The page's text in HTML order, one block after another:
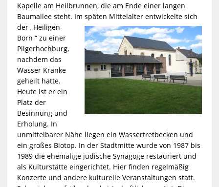
Kapelle am Heilbrunnen, die am Ende einer langen
Baumallee steht. Im späten Mittelalter entwickelte sich
der „Heiligen-
Born “ zu einer
Pilgerhochburg,
nachdem das
Wasser Kranke
geheilt hatte.
Heute ist er ein
Platz der
Besinnung und
Erholung. In
unmittelbarer Nähe liegen ein Wassertretbecken und
ein großes Biotop. In der Stadtmitte wurde von 1987 bis
1989 die ehemalige jüdische Synagoge restauriert und
als Kulturstätte eingerichtet. Hier finden regelmäßig
Konzerte und andere kulturelle Veranstaltungen statt.